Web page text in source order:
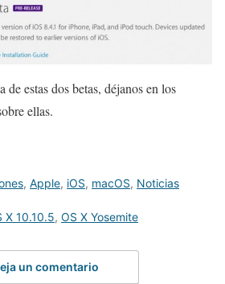
de estas dos betas, déjanos en los
ellas.
, Apple, iOS, macOS, Noticias
X 10.10.5, OS X Yosemite
un comentario